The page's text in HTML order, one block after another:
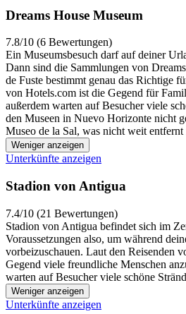
Dreams House Museum
7.8/10 (6 Bewertungen)
Ein Museumsbesuch darf auf deiner
Dann sind die Sammlungen von
de Fuste bestimmt genau das Richtige
von Hotels.com ist die Gegend für
außerdem warten auf Besucher viele
den Museen in Nuevo Horizonte nicht
Museo de la Sal, was nicht weit entfernt
Weniger anzeigen
Unterkünfte anzeigen
Stadion von Antigua
7.4/10 (21 Bewertungen)
Stadion von Antigua befindet sich im
Voraussetzungen also, um während
vorbeizuschauen. Laut den Reisenden
Gegend viele freundliche Menschen
warten auf Besucher viele schöne
Weniger anzeigen
Unterkünfte anzeigen